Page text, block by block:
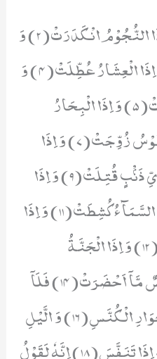
اِذَا الشَّمْسُ كُوِّرَتْ(1) وَ اِذَا النُّجُوْمُ انْكَدَرَتْ(2) وَ
اِذَا الْجِبَالُ سُیِّرَتْ(3) وَ اِذَا الْعِشَارُ عُطِّلَتْ(4) وَ
اِذَا الْوُحُوْشُ حُشِرَتْ(5) وَ اِذَا الْبِحَارُ
سُجِّرَتْ(6) وَ اِذَا النُّفُوْسُ زُوِّجَتْ(7) وَ اِذَا
الْمَوْءٗدَةُ سُىٕلَتْ(8) بِاَیِّ ذَنْۢبٍ قُتِلَتْ(9) وَ اِذَا
الصُّحُفُ نُشِرَتْ(10) وَ اِذَا السَّمَآءُ كُشِطَتْ(11) وَ اِذَا
الْجَحِیْمُ سُعِّرَتْ(12) وَ اِذَا الْجَنَّةُ
اُزْلِفَتْ(13) عَلِمَتْ نَفْسٌ مَّاۤ اَحْضَرَتْ(14) فَلَاۤ
اُقْسِمُ بِالْخُنَّسِ(15) الْجَوَارِ الْكُنَّسِ(16) وَ الَّیْلِ
اِذَا عَسْعَسَ(17) وَ الصُّبْحِ اِذَا تَنَفَّسَ(18) اِنَّهٗ لَقَوْلُ